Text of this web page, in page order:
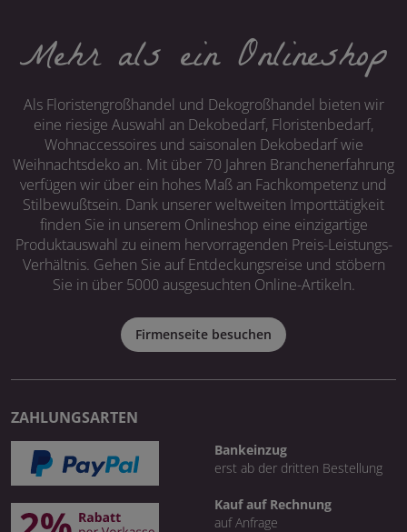
Mehr als ein Onlineshop
Als Floristengroßhandel und Dekogroßhandel bieten wir
eine riesige Auswahl an Dekobedarf, Floristenbedarf,
Wohnaccessoires und saisonalen Dekobedarf wie
Weihnachtsdeko an. Mit über 70 Jahren Branchenerfahrung
verfügen wir über ein hohes Maß an Fachkompetenz und
Stilbewußtsein. Dank unserer weltweiten Importtätigkeit
finden Sie in unserem Onlineshop eine einzigartige
Produktauswahl zu einem hervorragenden Preis-Leistungs-
Verhältnis. Gehen Sie auf Entdeckungsreise und stöbern
Sie in über 5000 ausgesuchten Online-Artikeln.
Firmenseite besuchen
ZAHLUNGSARTEN
Bankeinzug
erst ab der dritten Bestellung
Kauf auf Rechnung
auf Anfrage